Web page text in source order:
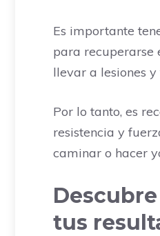
Es importante
para recuperarse
llevar a lesiones
Por lo tanto, es
resistencia y
caminar o hacer
tus